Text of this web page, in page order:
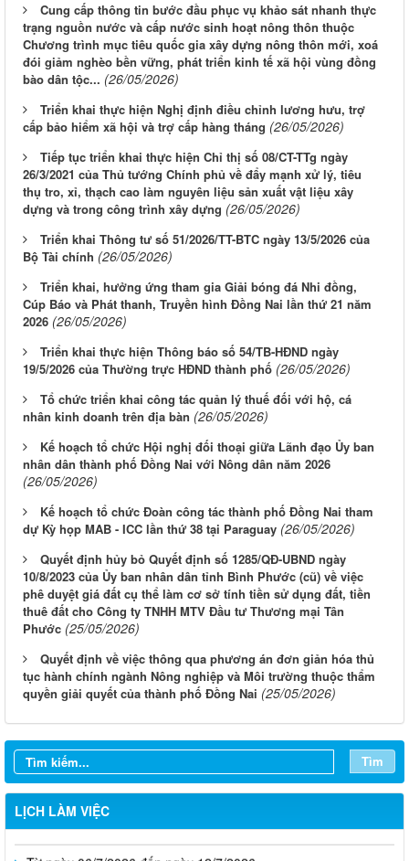
Cung cấp thông tin bước đầu phục vụ khảo sát nhanh thực
trạng nguồn nước và cấp nước sinh hoạt nông thôn thuộc
Chương trình mục tiêu quốc gia xây dựng nông thôn mới, xoá
đói giảm nghèo bền vững, phát triển kinh tế xã hội vùng đồng
bào dân tộc... (26/05/2026)
Triển khai thực hiện Nghị định điều chỉnh lương hưu, trợ
cấp bảo hiểm xã hội và trợ cấp hàng tháng (26/05/2026)
Tiếp tục triển khai thực hiện Chỉ thị số 08/CT-TTg ngày
26/3/2021 của Thủ tướng Chính phủ về đẩy mạnh xử lý, tiêu
thụ tro, xỉ, thạch cao làm nguyên liệu sản xuất vật liệu xây
dựng và trong công trình xây dựng (26/05/2026)
Triển khai Thông tư số 51/2026/TT-BTC ngày 13/5/2026 của
Bộ Tài chính (26/05/2026)
Triển khai, hưởng ứng tham gia Giải bóng đá Nhi đồng,
Cúp Báo và Phát thanh, Truyền hình Đồng Nai lần thứ 21 năm
2026 (26/05/2026)
Triển khai thực hiện Thông báo số 54/TB-HĐND ngày
19/5/2026 của Thường trực HĐND thành phố (26/05/2026)
Tổ chức triển khai công tác quản lý thuế đối với hộ, cá
nhân kinh doanh trên địa bàn (26/05/2026)
Kế hoạch tổ chức Hội nghị đối thoại giữa Lãnh đạo Ủy ban
nhân dân thành phố Đồng Nai với Nông dân năm 2026
(26/05/2026)
Kế hoạch tổ chức Đoàn công tác thành phố Đồng Nai tham
dự Kỳ họp MAB - ICC lần thứ 38 tại Paraguay (26/05/2026)
Quyết định hủy bỏ Quyết định số 1285/QĐ-UBND ngày
10/8/2023 của Ủy ban nhân dân tỉnh Bình Phước (cũ) về việc
phê duyệt giá đất cụ thể làm cơ sở tính tiền sử dụng đất, tiền
thuê đất cho Công ty TNHH MTV Đầu tư Thương mại Tân
Phước (25/05/2026)
Quyết định về việc thông qua phương án đơn giản hóa thủ
tục hành chính ngành Nông nghiệp và Môi trường thuộc thẩm
quyền giải quyết của thành phố Đồng Nai (25/05/2026)
Tìm
LỊCH LÀM VIỆC
Từ ngày 03/8/2026 đến ngày 09/8/2026
Từ ngày 27/7/2026 đến ngày 02/8/2026
Từ ngày 20/7/2026 đến ngày 26/7/2026
Từ ngày 13/7/2026 đến ngày 18/7/2026
Từ ngày 06/7/2026 đến ngày 12/7/2026